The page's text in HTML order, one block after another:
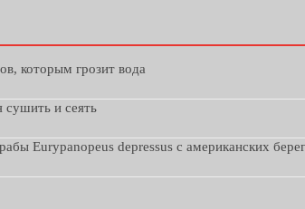
которым грозит вода
сушить и сеять
Eurypanopeus depressus с американских